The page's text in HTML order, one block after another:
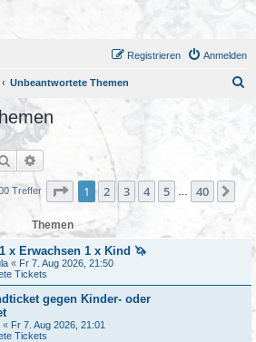
Anmelden
Registrieren
Unbeantwortete Themen
Suche Erweiterte Suche
Treffer Seite 1von 40
1 2 3 4 5 40
Themen
x Erwachsen 1 x Kind 🦄
« Fr 7. Aug 2026, 21:50
Tickets
gegen Kinder- oder
« Fr 7. Aug 2026, 21:01
Tickets